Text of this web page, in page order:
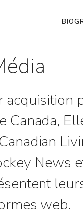
acquisition
Canada,
News
web.